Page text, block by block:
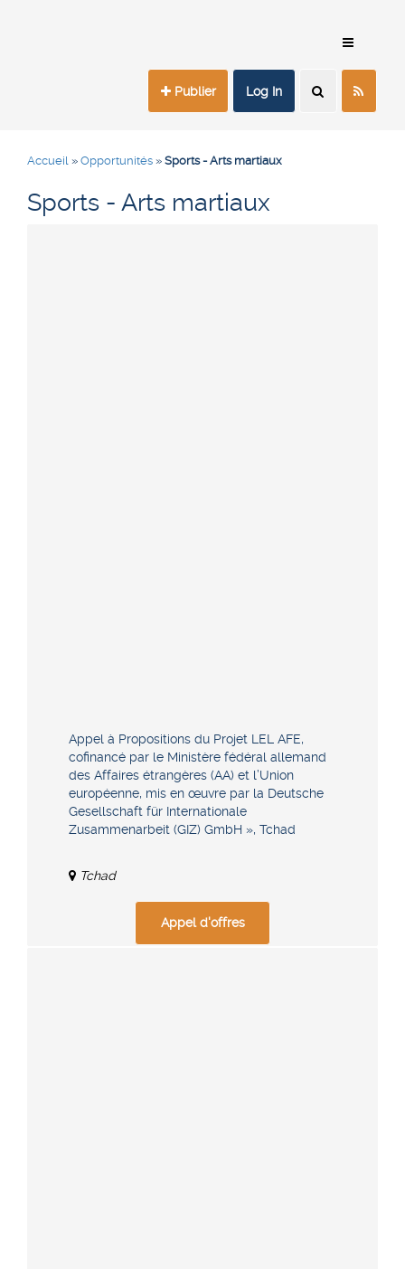
Publier Log In
Accueil » Opportunités » Sports - Arts martiaux
Sports - Arts martiaux
Appel à Propositions du Projet LEL AFE,
cofinancé par le Ministère fédéral allemand
des Affaires étrangères (AA) et l’Union
européenne, mis en œuvre par la Deutsche
Gesellschaft für Internationale
Zusammenarbeit (GIZ) GmbH », Tchad
Tchad
Appel d'offres